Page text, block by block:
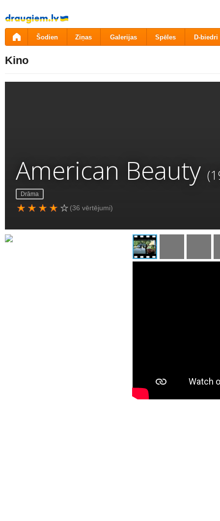
Pāriet
uz
saturu
Šodien Ziņas Galerijas Spēles D-biedri
Kino
American Beauty
Drāma
(36 vērtējumi)